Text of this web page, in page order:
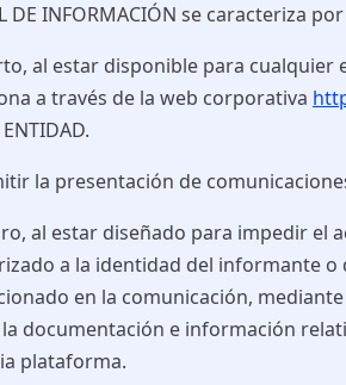
DE INFORMACIÓN se caracteriza
al estar disponible para cualquier
a través de la web corporativa
la presentación de
al estar diseñado para impedir el
a la identidad del informante o
en la comunicación,
documentación e información
plataforma.